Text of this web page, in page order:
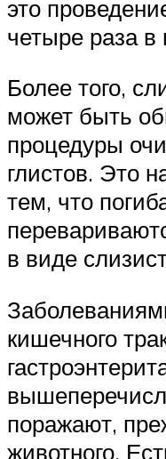
это
четыре раза в
Более того,
может быть
процедуры
глистов. Это
тем, что
в виде
кишечного
поражают,
животного.